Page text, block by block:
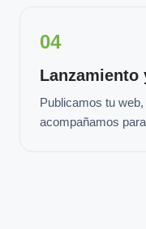
04
Lanzamiento
Publicamos tu
acompañamos